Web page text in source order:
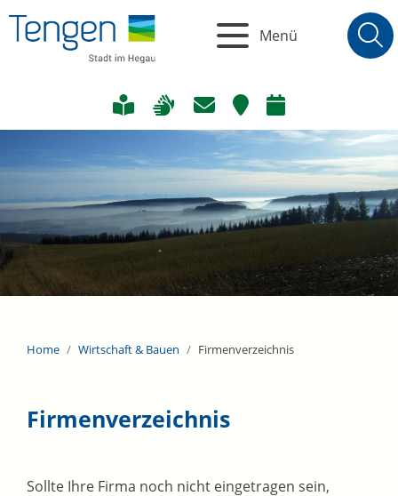
Menü
Home Wirtschaft & Bauen Firmenverzeichnis
Firmenverzeichnis
Sollte Ihre Firma noch nicht eingetragen sein,